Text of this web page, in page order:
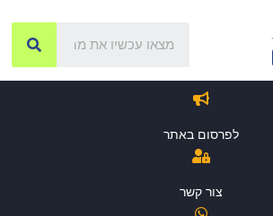
לפרסום באתר
צור קשר